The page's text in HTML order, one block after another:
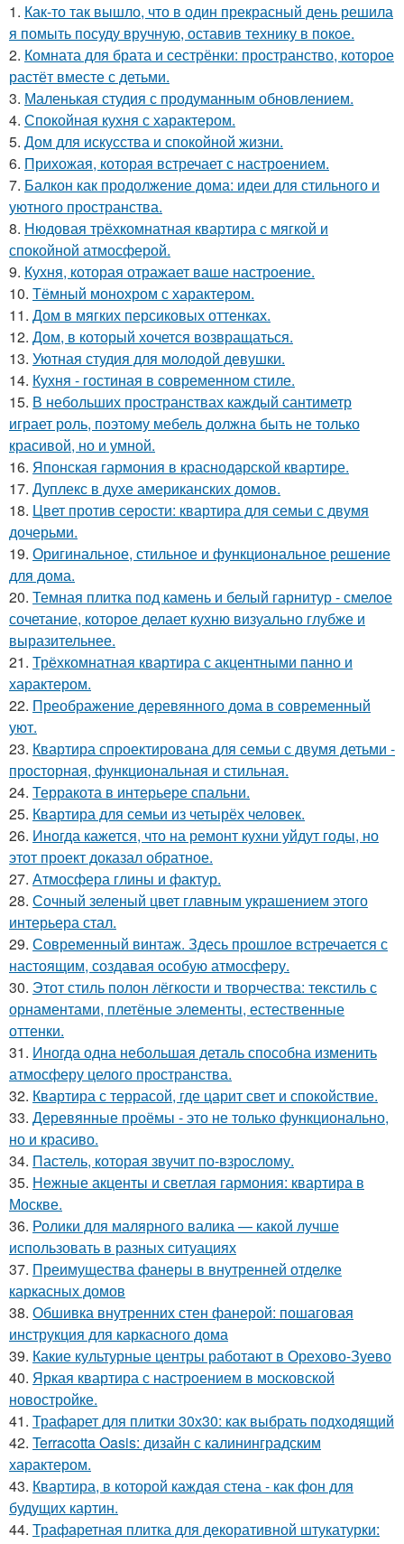
1. Как-то так вышло, что в один прекрасный день решила
я помыть посуду вручную, оставив технику в покое.
2. Комната для брата и сестрёнки: пространство, которое
растёт вместе с детьми.
3. Маленькая студия с продуманным обновлением.
4. Спокойная кухня с характером.
5. Дом для искусства и спокойной жизни.
6. Прихожая, которая встречает с настроением.
7. Балкон как продолжение дома: идеи для стильного и
уютного пространства.
8. Нюдовая трёхкомнатная квартира с мягкой и
спокойной атмосферой.
9. Кухня, которая отражает ваше настроение.
10. Тёмный монохром с характером.
11. Дом в мягких персиковых оттенках.
12. Дом, в который хочется возвращаться.
13. Уютная студия для молодой девушки.
14. Кухня - гостиная в современном стиле.
15. В небольших пространствах каждый сантиметр
играет роль, поэтому мебель должна быть не только
красивой, но и умной.
16. Японская гармония в краснодарской квартире.
17. Дуплекс в духе американских домов.
18. Цвет против серости: квартира для семьи с двумя
дочерьми.
19. Оригинальное, стильное и функциональное решение
для дома.
20. Темная плитка под камень и белый гарнитур - смелое
сочетание, которое делает кухню визуально глубже и
выразительнее.
21. Трёхкомнатная квартира с акцентными панно и
характером.
22. Преображение деревянного дома в современный
уют.
23. Квартира спроектирована для семьи с двумя детьми -
просторная, функциональная и стильная.
24. Терракота в интерьере спальни.
25. Квартира для семьи из четырёх человек.
26. Иногда кажется, что на ремонт кухни уйдут годы, но
этот проект доказал обратное.
27. Атмосфера глины и фактур.
28. Сочный зеленый цвет главным украшением этого
интерьера стал.
29. Современный винтаж. Здесь прошлое встречается с
настоящим, создавая особую атмосферу.
30. Этот стиль полон лёгкости и творчества: текстиль с
орнаментами, плетёные элементы, естественные
оттенки.
31. Иногда одна небольшая деталь способна изменить
атмосферу целого пространства.
32. Квартира с террасой, где царит свет и спокойствие.
33. Деревянные проёмы - это не только функционально,
но и красиво.
34. Пастель, которая звучит по-взрослому.
35. Нежные акценты и светлая гармония: квартира в
Москве.
36. Ролики для малярного валика — какой лучше
использовать в разных ситуациях
37. Преимущества фанеры в внутренней отделке
каркасных домов
38. Обшивка внутренних стен фанерой: пошаговая
инструкция для каркасного дома
39. Какие культурные центры работают в Орехово-Зуево
40. Яркая квартира с настроением в московской
новостройке.
41. Трафарет для плитки 30х30: как выбрать подходящий
42. Terracotta Oasis: дизайн с калининградским
характером.
43. Квартира, в которой каждая стена - как фон для
будущих картин.
44. Трафаретная плитка для декоративной штукатурки: